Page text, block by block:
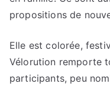
propositions de
Elle est colorée,
Vélorution remporte
participants, peu